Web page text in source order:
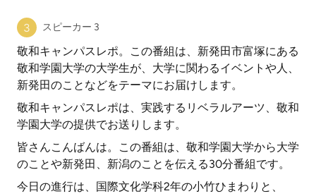
スピーカー 3
敬和キャンパスレポ。この番組は、新発田市富塚にある
敬和学園大学の大学生が、大学に関わるイベントや人、
新発田のことなどをテーマにお届けします。
敬和キャンパスレポは、実践するリベラルアーツ、敬和
学園大学の提供でお送りします。
皆さんこんばんは。この番組は、敬和学園大学から大学
のことや新発田、新潟のことを伝える30分番組です。
今日の進行は、国際文化学科2年の小竹ひまわりと、